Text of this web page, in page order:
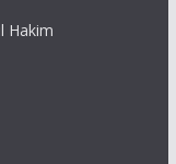
Hakim